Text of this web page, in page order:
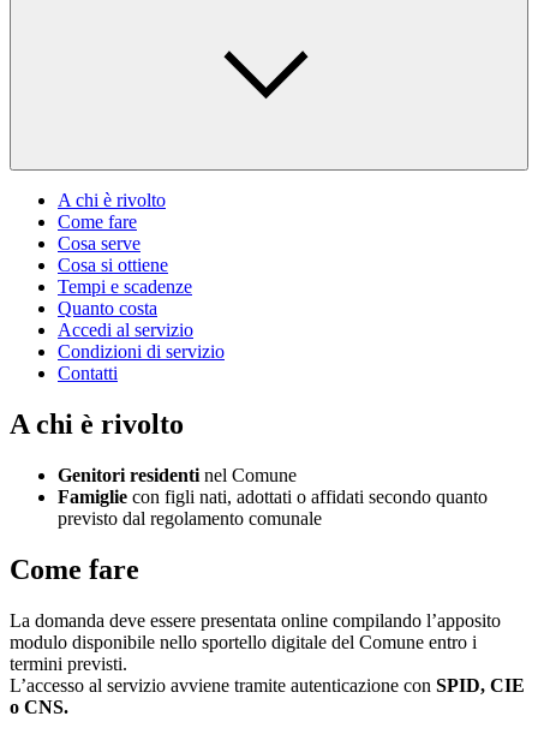
A chi è rivolto
Come fare
Cosa serve
Cosa si ottiene
Tempi e scadenze
Quanto costa
Accedi al servizio
Condizioni di servizio
Contatti
A chi è rivolto
Genitori residenti nel Comune
Famiglie con figli nati, adottati o affidati secondo quanto
previsto dal regolamento comunale
Come fare
La domanda deve essere presentata online compilando l’apposito
modulo disponibile nello sportello digitale del Comune entro i
termini previsti.
L’accesso al servizio avviene tramite autenticazione con SPID, CIE
o CNS.